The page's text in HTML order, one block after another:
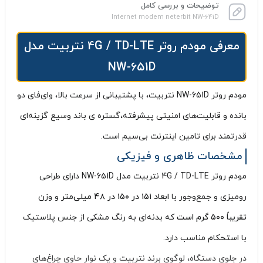
توضیحات و بررسی کامل
Internet modem neterbit NW-641D
معرفی مودم روتر 4G / TD-LTE نتربیت مدل
NW-651D
مودم روتر NW-651D نتربیت، با پشتیبانی از سرعت‌ بالا، وای‌فای دو
بانده و قابلیت‌های امنیتی پیشرفته،گستره ی باند وسیع گزینه‌ای
قدرتمند برای تامین اینترنت بی‌سیم است.
مشخصات ظاهری و فیزیکی
مودم روتر 4G / TD-LTE نتربیت مدل NW-651D دارای طراحی
رومیزی و جمع‌وجور با ابعاد ۱۵۱ در ۱۵۰ در ۴۸ میلی‌متر
و وزن
تقریباً ۵۰۰ گرم است
که بدنه‌ای به رنگ مشکی از جنس پلاستیک
با استحکام مناسب دارد.
در جلوی دستگاه، لوگوی برند نتربیت و یک نوار حاوی چراغ‌های